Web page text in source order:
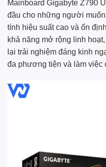
Mainboard Gigabyte Z790
đầu cho những người
tính hiệu suất cao và ổn
khả năng mở rộng linh
lại trải nghiệm đáng kinh
đa phương tiện và làm việc